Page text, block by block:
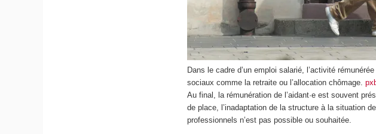
Dans le cadre d’un emploi salarié, l’activité
sociaux comme la retraite ou l’allocation chômage.
Au final, la rémunération de l’aidant·e est souvent
de place, l’inadaptation de la structure à la situation
professionnels n’est pas possible ou souhaitée.